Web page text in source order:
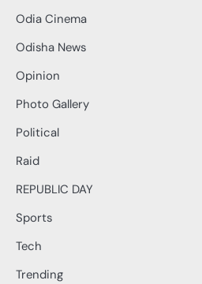
Odia Cinema
Odisha News
Opinion
Photo Gallery
Political
Raid
REPUBLIC DAY
Sports
Tech
Trending